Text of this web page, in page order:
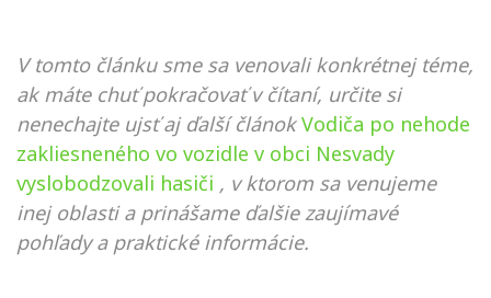
V tomto článku sme sa venovali konkrétnej téme,
ak máte chuť pokračovať v čítaní, určite si
nenechajte ujsť aj ďalší článok Vodiča po nehode
zakliesneného vo vozidle v obci Nesvady
vyslobodzovali hasiči , v ktorom sa venujeme
inej oblasti a prinášame ďalšie zaujímavé
pohľady a praktické informácie.